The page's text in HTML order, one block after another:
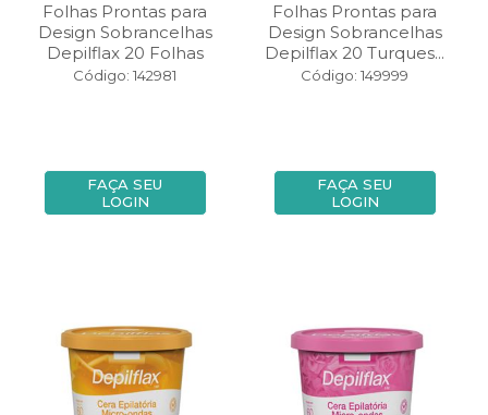
Folhas Prontas para
Design Sobrancelhas
Depilflax 20 Folhas
Código: 142981
FAÇA SEU
LOGIN
Folhas Prontas para
Design Sobrancelhas
Depilflax 20 Turques...
Código: 149999
FAÇA SEU
LOGIN